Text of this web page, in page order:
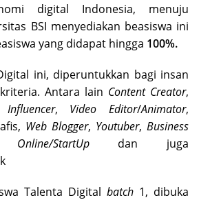
digital Indonesia, menuju
BSI menyediakan beasiswa ini
yang didapat hingga 100%.
ini, diperuntukkan bagi insan
Antara lain Content Creator,
Influencer, Video Editor/Animator,
Web Blogger, Youtuber, Business
Online/StartUpdan juga
Talenta Digital batch 1, dibuka